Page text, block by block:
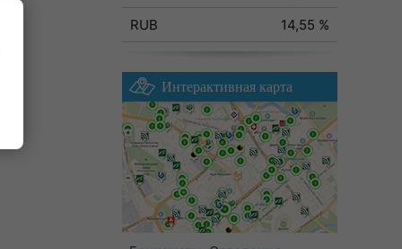
RUB
14,55 %
Интерактивная карта